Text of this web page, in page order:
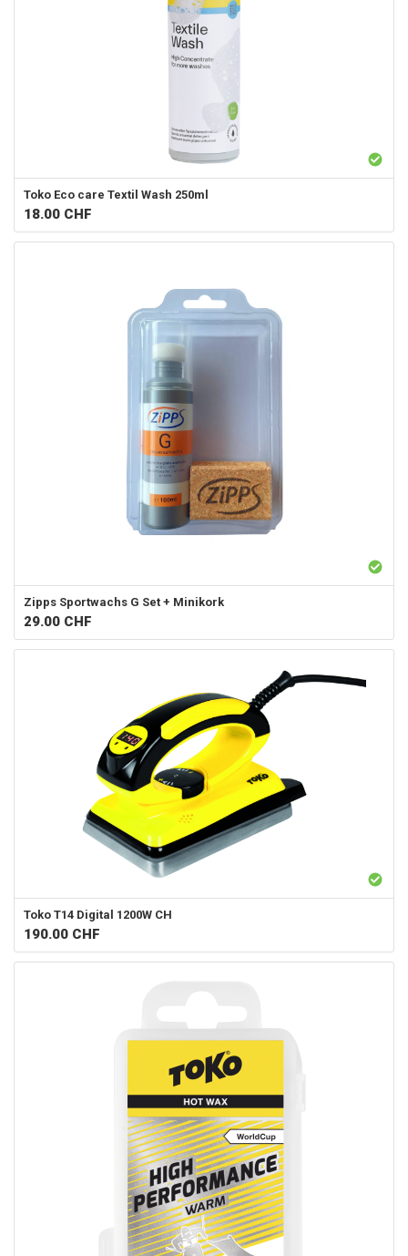
Toko Eco care Textil Wash 250ml
18.00 CHF
Zipps Sportwachs G Set + Minikork
29.00 CHF
Toko T14 Digital 1200W CH
190.00 CHF